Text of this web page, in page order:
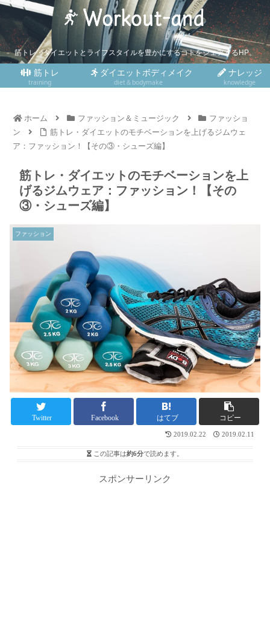
筋トレ・ダイエットとライフスタイルを豊かにするコトをシェアするHP。
筋トレ
training
ダイエットボディメイク
diet＆bodymake
ナレッジ
knowledge
ホーム ファッション＆ミュージック
ファッショ
ン
筋トレ・ダイエットのモチベーションを上げるジムウェ
ア：ファッション！【その③・シューズ編】
筋トレ・ダイエットのモチベーションを上
げるジムウェア：ファッション！【その
③・シューズ編】
ファッション
Twitter Facebook はてブ コピー
2019.02.22 2019.02.11
この記事は約6分で読めます。
スポンサーリンク